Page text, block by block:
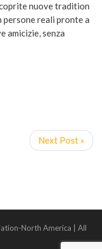
nuove tradition
reali pronte a
amicizie, senza
Next Post »
North America | All